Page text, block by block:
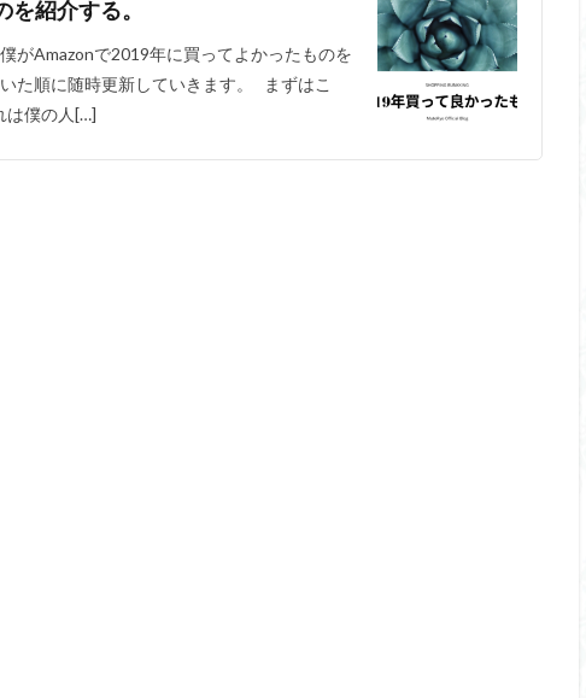
紹介する。
がAmazonで2019年に買ってよかったものを
た順に随時更新していきます。 まずはこ
は僕の人[…]